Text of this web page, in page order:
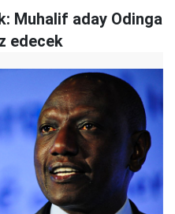
Muhalif aday Odinga
edecek